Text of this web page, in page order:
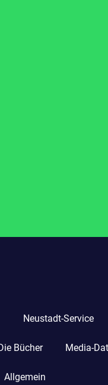
Neustadt-Service
Bücher Media-
Allgemein